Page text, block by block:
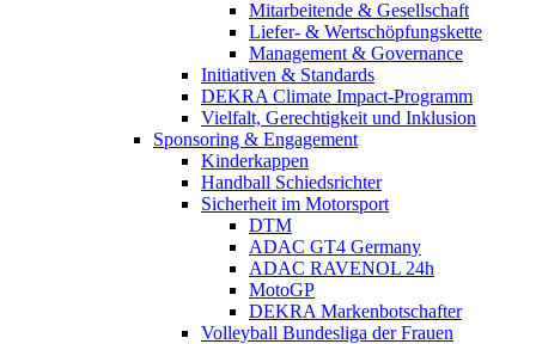
Mitarbeitende & Gesellschaft
Liefer- & Wertschöpfungskette
Management & Governance
Initiativen & Standards
DEKRA Climate Impact-Programm
Vielfalt, Gerechtigkeit und Inklusion​
Sponsoring & Engagement
Kinderkappen
Handball Schiedsrichter
Sicherheit im Motorsport
DTM
ADAC GT4 Germany
ADAC RAVENOL 24h
MotoGP
DEKRA Markenbotschafter
Volleyball Bundesliga der Frauen